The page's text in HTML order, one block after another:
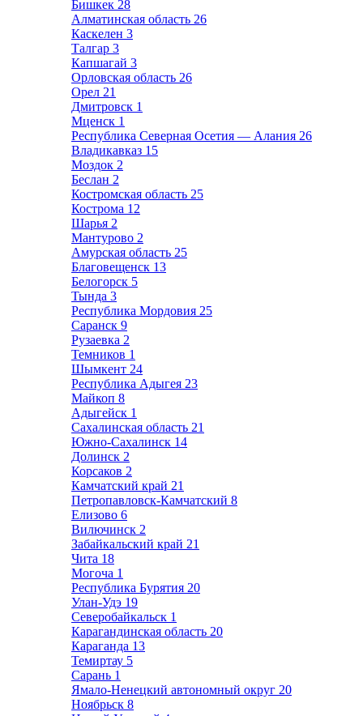
Бишкек 28
Алматинская область 26
Каскелен 3
Талгар 3
Капшагай 3
Орловская область 26
Орел 21
Дмитровск 1
Мценск 1
Республика Северная Осетия — Алания 26
Владикавказ 15
Моздок 2
Беслан 2
Костромская область 25
Кострома 12
Шарья 2
Мантурово 2
Амурская область 25
Благовещенск 13
Белогорск 5
Тында 3
Республика Мордовия 25
Саранск 9
Рузаевка 2
Темников 1
Шымкент 24
Республика Адыгея 23
Майкоп 8
Адыгейск 1
Сахалинская область 21
Южно-Сахалинск 14
Долинск 2
Корсаков 2
Камчатский край 21
Петропавловск-Камчатский 8
Елизово 6
Вилючинск 2
Забайкальский край 21
Чита 18
Могоча 1
Республика Бурятия 20
Улан-Удэ 19
Северобайкальск 1
Карагандинская область 20
Караганда 13
Темиртау 5
Сарань 1
Ямало-Ненецкий автономный округ 20
Ноябрьск 8